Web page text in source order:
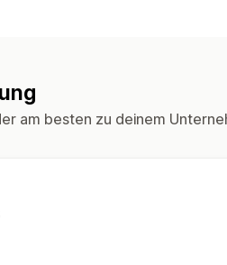
am besten zu deinem